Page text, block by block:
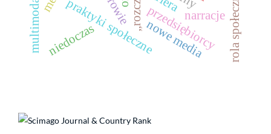
praktyki społeczne
niedoczas przedsiębiorcy
narracje
nowe media rola społeczna